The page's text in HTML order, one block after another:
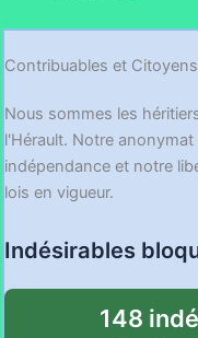
Contribuables et
Nous sommes les
l'Hérault. Notre
indépendance et notre
lois en vigueur.
Indésirables
148